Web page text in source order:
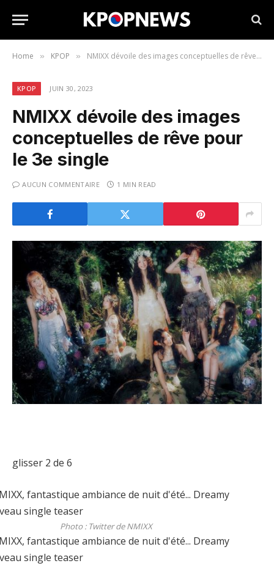
Home » KPOP » NMIXX dévoile des images conceptuelles de rêve pour le 3e single
KPOP JUIN 30, 2023
NMIXX dévoile des images
conceptuelles de rêve pour
le 3e single
AUCUN COMMENTAIRE 1 MIN READ
glisser 2 de 6
Photo : Twitter de NMIXX